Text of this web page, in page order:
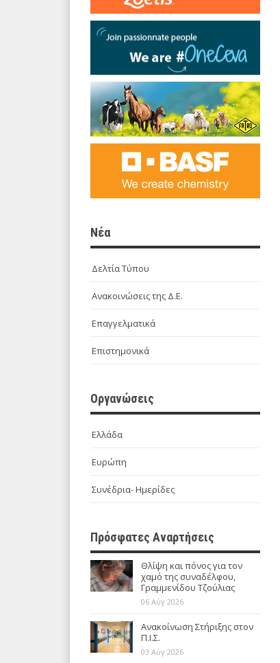
Νέα
Δελτία Τύπου
Ανακοινώσεις της Δ.Ε.
Επαγγελματικά
Επιστημονικά
Οργανώσεις
Ελλάδα
Ευρώπη
Συνέδρια- Ημερίδες
Πρόσφατες Αναρτήσεις
Θλίψη και πόνος για τον
χαμό της συναδέλφου,
Γραμμενίδου Τζούλιας
06 Αύγ 2026
Ανακοίνωση Στήριξης στον
Π.Ι.Σ.
03 Αύγ 2026